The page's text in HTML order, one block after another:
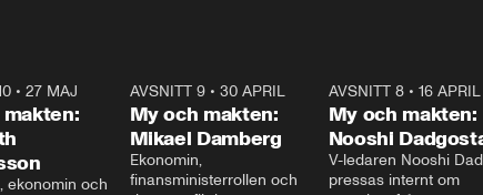
•27 MAJ
ekonomin och
AVSNITT 9• 30 APRIL
My och makten:
Mikael Damberg
Ekonomin,
finansministerrollen och
AVSNITT 8• 16 APRIL
My och makten:
Nooshi
V-ledaren Nooshi
pressas internt om